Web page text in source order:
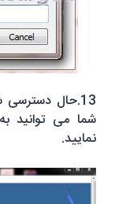
13.حال
شما می توانید
نمایید.